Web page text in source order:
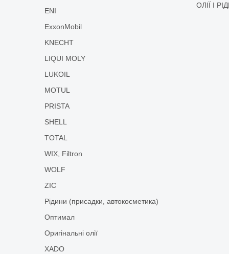
ENI
ExxonMobil
KNECHT
LIQUI MOLY
LUKOIL
MOTUL
PRISTA
SHELL
TOTAL
WIX, Filtron
WOLF
ZIC
Рідини (присадки, автокосметика)
Оптимал
Оригінальні олії
XADO
ОЛІЇ І